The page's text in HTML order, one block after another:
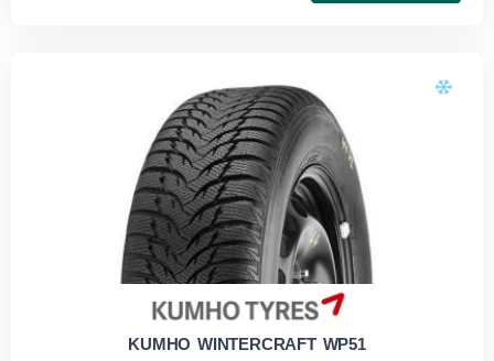
KUMHO WINTERCRAFT WP51